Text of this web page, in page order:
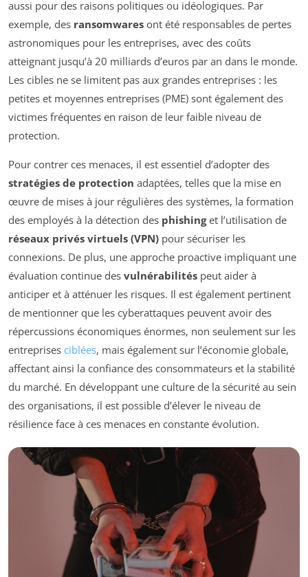
aussi pour des raisons politiques ou idéologiques. Par
exemple, des ransomwares ont été responsables de pertes
astronomiques pour les entreprises, avec des coûts
atteignant jusqu’à 20 milliards d’euros par an dans le monde.
Les cibles ne se limitent pas aux grandes entreprises : les
petites et moyennes entreprises (PME) sont également des
victimes fréquentes en raison de leur faible niveau de
protection.
Pour contrer ces menaces, il est essentiel d’adopter des
stratégies de protection adaptées, telles que la mise en
œuvre de mises à jour régulières des systèmes, la formation
des employés à la détection des phishinget l’utilisation de
réseaux privés virtuels (VPN) pour sécuriser les
connexions. De plus, une approche proactive impliquant une
évaluation continue des vulnérabilités peut aider à
anticiper et à atténuer les risques. Il est également pertinent
de mentionner que les cyberattaques peuvent avoir des
répercussions économiques énormes, non seulement sur les
entreprises ciblées, mais également sur l’économie globale,
affectant ainsi la confiance des consommateurs et la stabilité
du marché. En développant une culture de la sécurité au sein
des organisations, il est possible d’élever le niveau de
résilience face à ces menaces en constante évolution.